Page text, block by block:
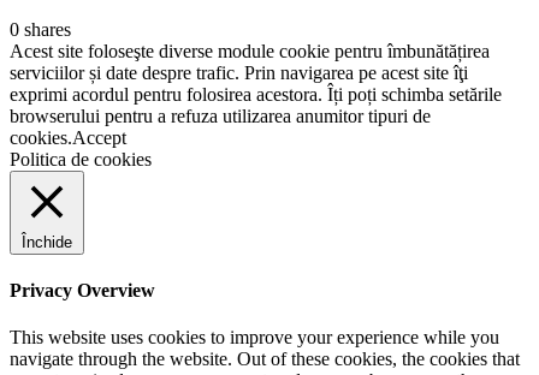
0 shares
Acest site foloseşte diverse module cookie pentru îmbunătățirea
serviciilor și date despre trafic. Prin navigarea pe acest site îţi
exprimi acordul pentru folosirea acestora. Îți poți schimba setările
browserului pentru a refuza utilizarea anumitor tipuri de
cookies.Accept
Politica de cookies
Închide
Privacy Overview
This website uses cookies to improve your experience while you
navigate through the website. Out of these cookies, the cookies that